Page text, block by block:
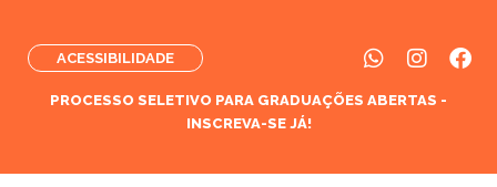
ACESSIBILIDADE
PROCESSO SELETIVO PARA GRADUAÇÕES ABERTAS -
INSCREVA-SE JÁ!